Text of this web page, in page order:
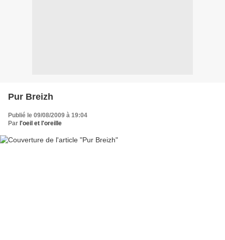
Pur Breizh
Publié le 09/08/2009 à 19:04
Par l'oeil et l'oreille